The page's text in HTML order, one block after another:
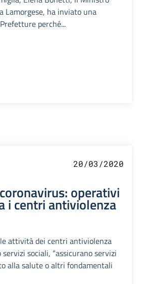
Lamorgese, ha inviato una
perché...
20/03/2020
operativi
i centri antiviolenza
attività dei centri antiviolenza
servizi sociali, “assicurano servizi
alla salute o altri fondamentali